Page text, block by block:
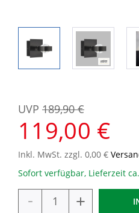
119,00 €
UVP 189,90 €
Inkl. MwSt. zzgl. 0,00 €
Sofort verfügbar, Lieferzeit
- +